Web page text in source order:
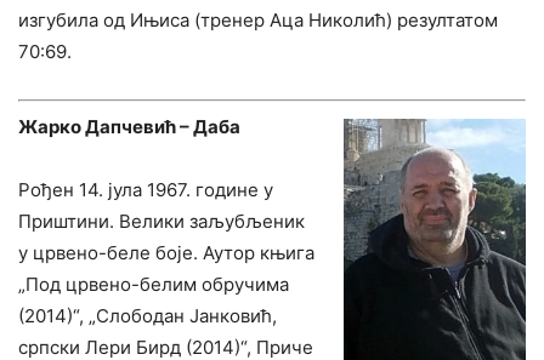
изгубила од Ињиса (тренер Аца Николић) резултатом
70:69.
Жарко Дапчевић – Даба
Рођен 14. јула 1967. године у
Приштини. Велики заљубљеник
у црвено-беле боје. Аутор књига
„Под црвено-белим обручима
(2014)“, „Слободан Јанковић,
српски Лери Бирд (2014)“, Приче